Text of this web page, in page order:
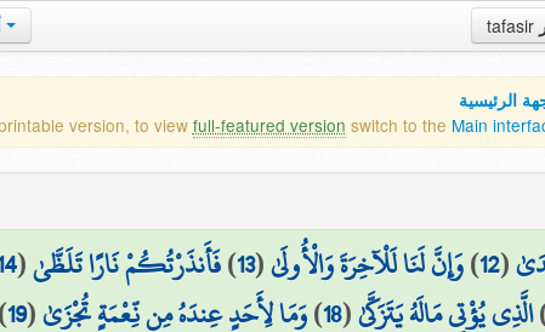
tafasir
الرئيسية
version, to view full-featured version switch to the Main
(
12
)وَإِنَّ لَنَا لَلْآخِرَةَ وَالْأُولَىٰ(
13
)فَأَنذَرْتُكُمْ نَارًا تَلَظَّىٰ(
الَّذِي يُؤْتِي مَالَهُ يَتَزَكَّىٰ(
18
)وَمَا لِأَحَدٍ عِندَهُ مِن نِّعْمَةٍ تُجْزَىٰ(
19